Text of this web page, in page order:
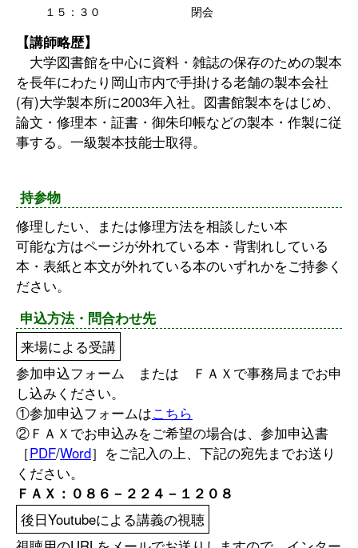
１５：３０
閉会
【講師略歴】
大学図書館を中心に資料・雑誌の保存のための製本
を長年にわたり岡山市内で手掛ける老舗の製本会社
(有)大学製本所に2003年入社。図書館製本をはじめ、
論文・修理本・証書・御朱印帳などの製本・作製に従
事する。一級製本技能士取得。
持参物
修理したい、または修理方法を相談したい本
可能な方はページが外れている本・背割れしている
本・表紙と本文が外れている本のいずれかをご持参く
ださい。
申込方法・問合わせ先
来場による受講
参加申込フォーム または ＦＡＸで事務局までお申
し込みください。
①参加申込フォームはこちら
②ＦＡＸでお申込みをご希望の場合は、参加申込書
［PDF/Word］をご記入の上、下記の宛先までお送り
ください。
ＦＡＸ：０８６－２２４－１２０８
後日Youtubeによる講義の視聴